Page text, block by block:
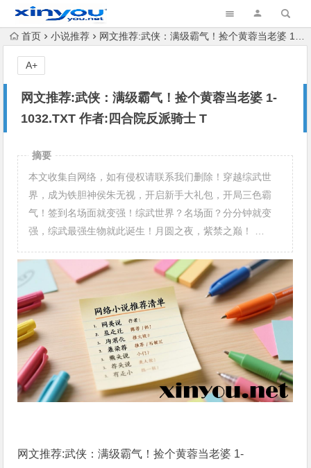
首页 小说推荐 网文推荐:武侠：满级霸气！捡个黄蓉当老婆 1-1032.TXT 作者:四合院反派骑士 T
网文推荐:武侠：满级霸气！捡个黄蓉当老婆 1-
1032.TXT 作者:四合院反派骑士 T
A+
摘要
本文收集自网络，如有侵权请联系我们删除！穿越综武世
界，成为铁胆神侯朱无视，开启新手大礼包，开局三色霸
气！签到名场面就变强！综武世界？名场面？分分钟就变
强，综武最强生物就此诞生！月圆之夜，紫禁之巅！ …
网文推荐:武侠：满级霸气！捡个黄蓉当老婆 1-